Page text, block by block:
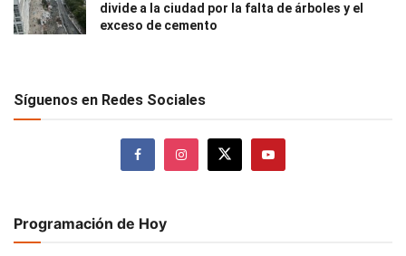
divide a la ciudad por la falta de árboles y el
exceso de cemento
Síguenos en Redes Sociales
Programación de Hoy